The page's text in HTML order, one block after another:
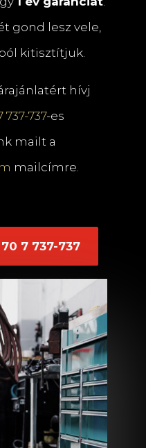
gond lesz vele,
kitisztítjuk.
hívj
737-737-es
mailt a
mailcímre.
7 737-737